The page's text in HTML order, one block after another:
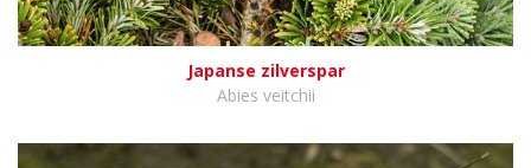
Japanse zilverspar
Abies veitchii